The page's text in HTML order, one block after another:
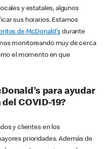
y estatales, algunos
sus horarios. Estamos
de McDonald's durante
monitoreando muy de cerca
el momento en que
para ayudar
COVID-19?
y clientes en los
prioridades. Además de